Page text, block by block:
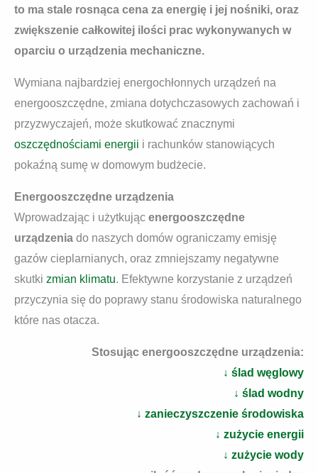
to ma stale rosnąca cena za energię i jej nośniki, oraz
zwiększenie całkowitej ilości prac wykonywanych w
oparciu o urządzenia mechaniczne.
Wymiana najbardziej energochłonnych urządzeń na
energooszczędne, zmiana dotychczasowych zachowań i
przyzwyczajeń, może skutkować znacznymi
oszczędnościami energii i rachunków stanowiących
pokaźną sumę w domowym budżecie.
Energooszczędne urządzenia
Wprowadzając i użytkując energooszczędne
urządzenia do naszych domów ograniczamy emisję
gazów cieplarnianych, oraz zmniejszamy negatywne
skutki zmian klimatu. Efektywne korzystanie z urządzeń
przyczynia się do poprawy stanu środowiska naturalnego
które nas otacza.
Stosując energooszczędne urządzenia:
↓ ślad węglowy
↓ ślad wodny
↓ zanieczyszczenie środowiska
↓ zużycie energii
↓ zużycie wody